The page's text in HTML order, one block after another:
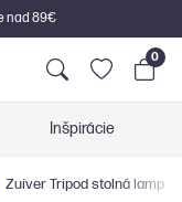
nad 89€
0
Inšpirácie
Zuiver Tripod stolná lampa